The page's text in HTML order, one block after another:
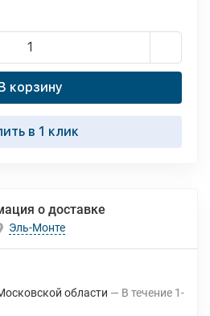
корзину
в 1 клик
о доставке
Эль-Монте
области В течение 1-